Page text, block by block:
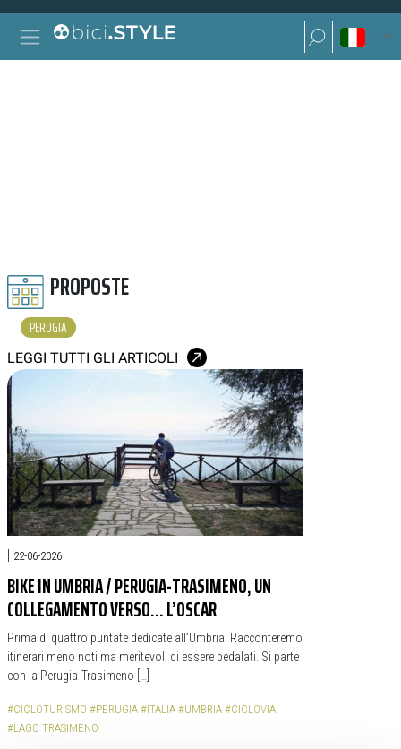
Vai al contenuto
Navigazione principale
Ricerca per:
Ricerca per:
PROPOSTE
PERUGIA
LEGGI TUTTI GLI ARTICOLI
| 22-06-2026
BIKE IN UMBRIA / PERUGIA-TRASIMENO, UN
COLLEGAMENTO VERSO… L’OSCAR
Prima di quattro puntate dedicate all’Umbria. Racconteremo
itinerari meno noti ma meritevoli di essere pedalati. Si parte
con la Perugia-Trasimeno […]
#CICLOTURISMO #PERUGIA #ITALIA #UMBRIA #CICLOVIA
#LAGO TRASIMENO